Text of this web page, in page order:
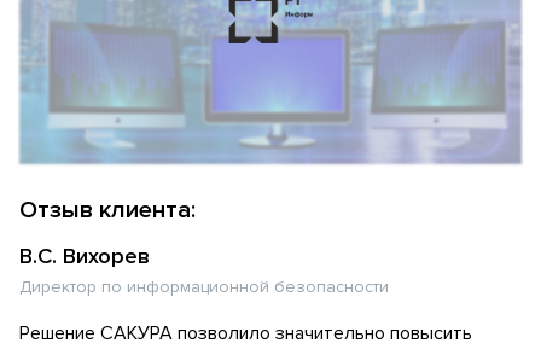
Отзыв клиента:
В.С. Вихорев
Директор по информационной безопасности
Решение САКУРА позволило значительно повысить